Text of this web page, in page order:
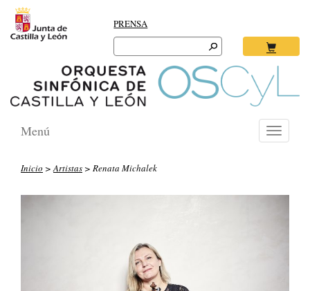
PRENSA
Search
for:
Toggle
Menú
Inicio >Artistas > Renata Michalek